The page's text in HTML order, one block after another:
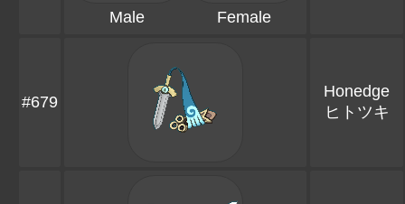
Male Female
#679
Honedge
ヒトツキ